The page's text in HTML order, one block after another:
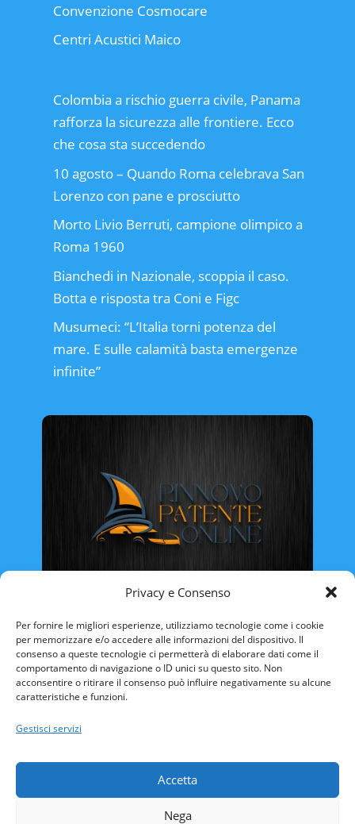
Privacy e Consenso
Per fornire le migliori esperienze, utilizziamo tecnologie come i cookie
per memorizzare e/o accedere alle informazioni del dispositivo. Il
consenso a queste tecnologie ci permetterà di elaborare dati come il
comportamento di navigazione o ID unici su questo sito. Non
acconsentire o ritirare il consenso può influire negativamente su alcune
caratteristiche e funzioni.
Gestisci servizi
Accetta
Nega
Convenzione Cosmocare
Centri Acustici Maico
Colombia a rischio guerra civile, Panama
rafforza la sicurezza alle frontiere. Ecco
che cosa sta succedendo
10 agosto – Quando Roma celebrava San
Lorenzo con pane e prosciutto
Morto Livio Berruti, campione olimpico a
Roma 1960
Bianchedi in Nazionale, scoppia il caso.
Botta e risposta tra Coni e Figc
Musumeci: “L’Italia torni potenza del
mare. E sulle calamità basta emergenze
infinite”
CAMPANIA
FRIULI VENEZIA-GIULIA
LAZIO
LIGURIA
MARCHE
SARDEGNA